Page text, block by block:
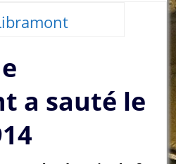
a sauté le